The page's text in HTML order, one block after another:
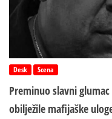
Desk Scena
Preminuo slavni
obilježile mafijaške